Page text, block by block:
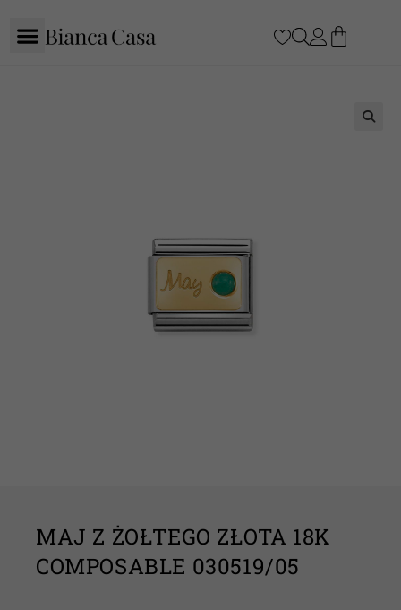
MAJ Z ŻOŁTEGO ZŁOTA 18K
COMPOSABLE 030519/05